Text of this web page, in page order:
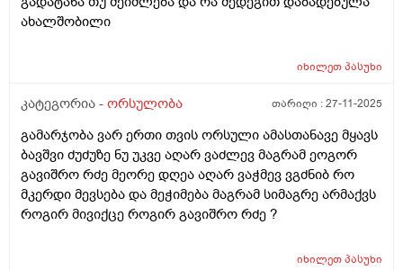
ახალშობილი
იხილეთპასუხი
კატეგორია - ორსულობა თარიღი :27-11-2025
გამარჯობა ვარ ერთი თვის ორსული ამასთანავე მყავს
ბავშვი ძუძუზე ნუ უკვე აღარ ვაძლევ მაგრამ ეოგორ
გავიშრო რძე მეორე დღეა აღარ ვაჭმევ ვგძნიბ რო
მკერდი მევსება და მეჭიმება მაგრამ სიმაგრე არმაქვს
როგირ მივიქცე როგირ გავიშრო რძე ?
იხილეთპასუხი